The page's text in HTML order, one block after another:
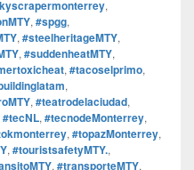
,
, #spgg,
, #steelheritageMTY,
, #suddenheatMTY,
, #tacoselprimo,
,
, #teatrodelaciudad,
#tecNL, #tecnodeMonterrey,
, #topazMonterrey,
, #touristsafetyMTY.,
, #transporteMTY,